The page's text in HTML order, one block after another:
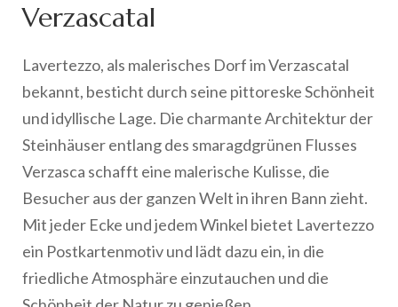
Verzascatal
Lavertezzo, als malerisches Dorf im Verzascatal
bekannt, besticht durch seine pittoreske Schönheit
und idyllische Lage. Die charmante Architektur der
Steinhäuser entlang des smaragdgrünen Flusses
Verzasca schafft eine malerische Kulisse, die
Besucher aus der ganzen Welt in ihren Bann zieht.
Mit jeder Ecke und jedem Winkel bietet Lavertezzo
ein Postkartenmotiv und lädt dazu ein, in die
friedliche Atmosphäre einzutauchen und die